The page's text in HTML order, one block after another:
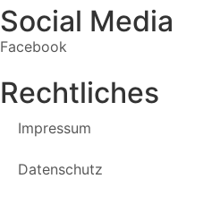
Social Media
Facebook
Rechtliches
Impressum
Datenschutz